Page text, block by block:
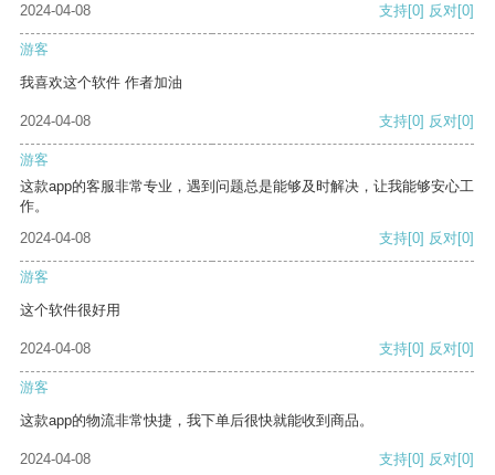
2024-04-08 支持[0] 反对[0]
游客
我喜欢这个软件 作者加油
2024-04-08 支持[0] 反对[0]
游客
这款app的客服非常专业，遇到问题总是能够及时解决，让我能够安心工
作。
2024-04-08
支持[0] 反对[0]
游客
这个软件很好用
2024-04-08 支持[0] 反对[0]
游客
这款app的物流非常快捷，我下单后很快就能收到商品。
2024-04-08 支持[0] 反对[0]